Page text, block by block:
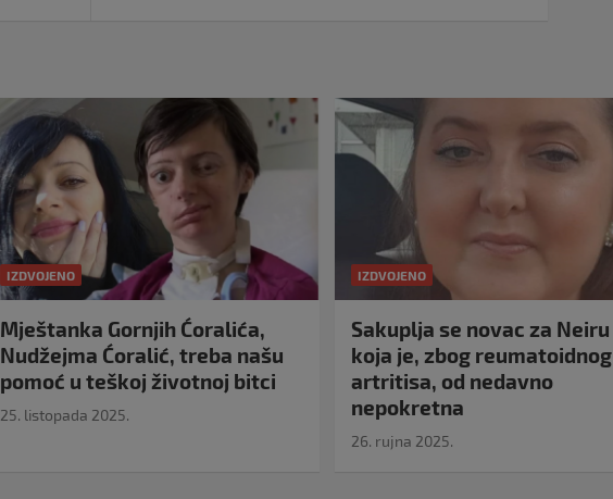
IZDVOJENO
Mještanka Gornjih Ćoralića,
Nudžejma Ćoralić, treba našu
pomoć u teškoj životnoj bitci
25. listopada 2025.
IZDVOJENO
Sakuplja se novac za Neiru
koja je, zbog reumatoidnog
artritisa, od nedavno
nepokretna
26. rujna 2025.